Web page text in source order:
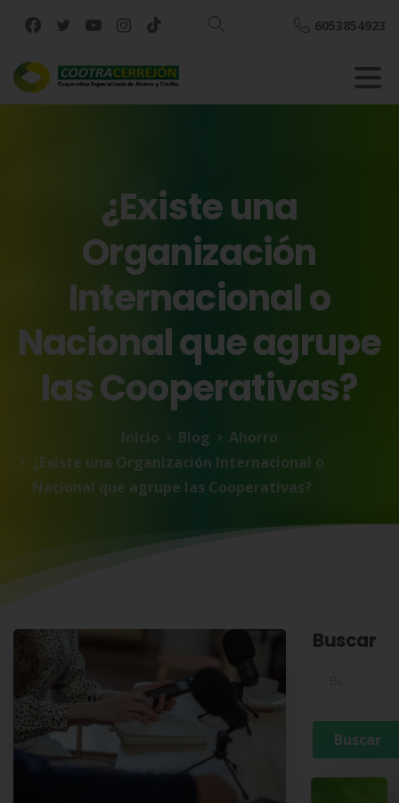
Buscar
6053854923
¿Existeuna
Organización
Internacionalo
Nacionalqueagrupe
lasCooperativas?
Inicio Blog
Ahorro
¿Existe una Organización Internacional o
Nacional que agrupe las Cooperativas?
Buscar